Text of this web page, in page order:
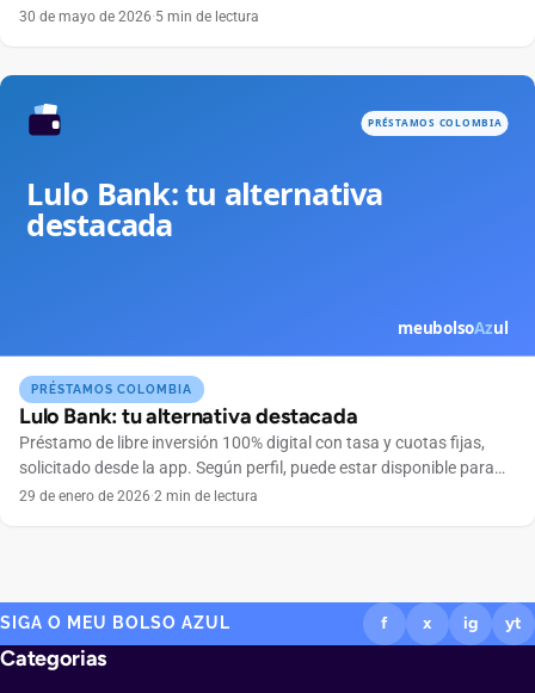
Conoce cómo funciona.
30 de mayo de 2026·5 min de lectura
PRÉSTAMOS COLOMBIA
Lulo Bank: tu alternativa destacada
Préstamo de libre inversión 100% digital con tasa y cuotas fijas,
solicitado desde la app. Según perfil, puede estar disponible para
personas reportadas o sin historial y ofrece montos de hasta COP
29 de enero de 2026·2 min de lectura
SIGA O MEU BOLSO AZUL f x ig yt
Categorias